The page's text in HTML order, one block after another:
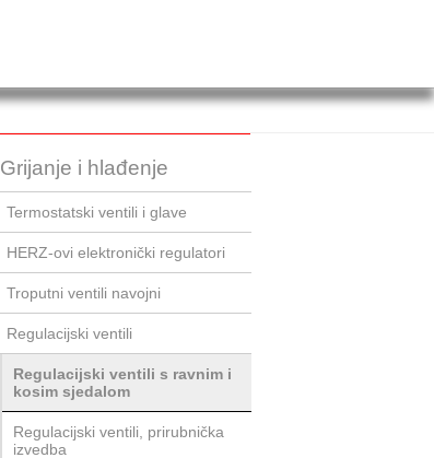
Grijanje i hlađenje
Termostatski ventili i glave
HERZ-ovi elektronički regulatori
Troputni ventili navojni
Regulacijski ventili
Regulacijski ventili s ravnim i
kosim sjedalom
Regulacijski ventili, prirubnička
izvedba